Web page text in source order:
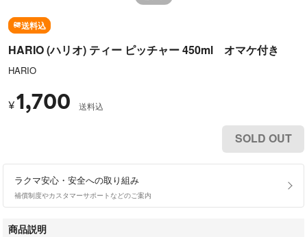
送料込
HARIO (ハリオ) ティー ピッチャー 450ml オマケ付き
HARIO
¥1,700 送料込
SOLD OUT
ラクマ安心・安全への取り組み
補償制度やカスタマーサポートなどのご案内
商品説明